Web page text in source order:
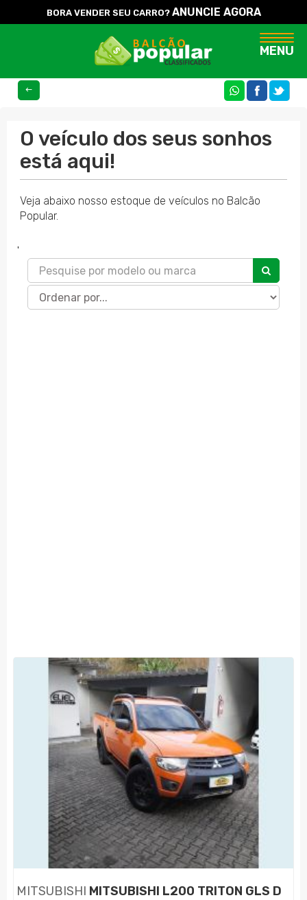
BORA VENDER SEU CARRO? ANUNCIE AGORA
MENU
O veículo dos seus sonhos
está aqui!
Veja abaixo nosso estoque de veículos no Balcão
Popular.
'
MITSUBISHI MITSUBISHI L200 TRITON GLS D